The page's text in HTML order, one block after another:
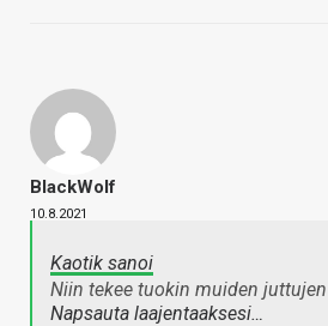
BlackWolf
10.8.2021
Kaotik sanoi
Niin tekee tuokin muiden
Napsauta laajentaaksesi…